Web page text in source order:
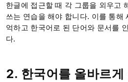
한글에 접근할 때 각 그룹을 외우고
쓰는 연습을 해야 합니다. 이를 통해
억하고 한국어로 된 단어와 문서를
다.
2. 한국어를 올바르